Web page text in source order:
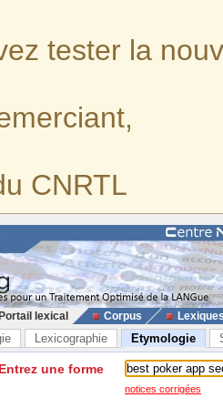
tester la
CNRTL
Portail lexical Corpus
Lexicographie Etymologie
Entrez une forme
notices corrigées